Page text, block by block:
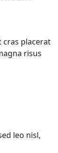
cras placerat
risus
leo nisl,